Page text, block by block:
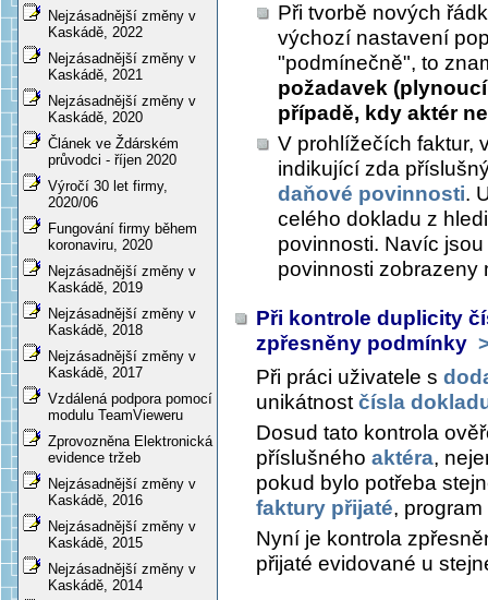
Nejzásadnější změny v
Kaskádě, 2022
Nejzásadnější změny v
Kaskádě, 2021
Nejzásadnější změny v
Kaskádě, 2020
Článek ve Ždárském
průvodci - říjen 2020
Výročí 30 let firmy,
2020/06
Fungování firmy během
koronaviru, 2020
Nejzásadnější změny v
Kaskádě, 2019
Nejzásadnější změny v
Kaskádě, 2018
Nejzásadnější změny v
Kaskádě, 2017
Vzdálená podpora pomocí
modulu TeamVieweru
Zprovozněna Elektronická
evidence tržeb
Nejzásadnější změny v
Kaskádě, 2016
Nejzásadnější změny v
Kaskádě, 2015
Nejzásadnější změny v
Kaskádě, 2014
Při tvorbě nových
výchozí nastavení
"podmínečně", to
požadavek
případě, kdy aktér
V prohlížečích faktur,
indikující zda
daňové povinnosti.
celého dokladu z
povinnosti. Navíc
povinnosti zobrazeny
Při kontrole duplicity
zpřesněny podmínky
Při práci uživatele s
unikátnostčísla
Dosud tato kontrola
příslušného aktéra,
pokud bylo potřeba
faktury přijaté,
Nyní je kontrola
přijaté evidované u